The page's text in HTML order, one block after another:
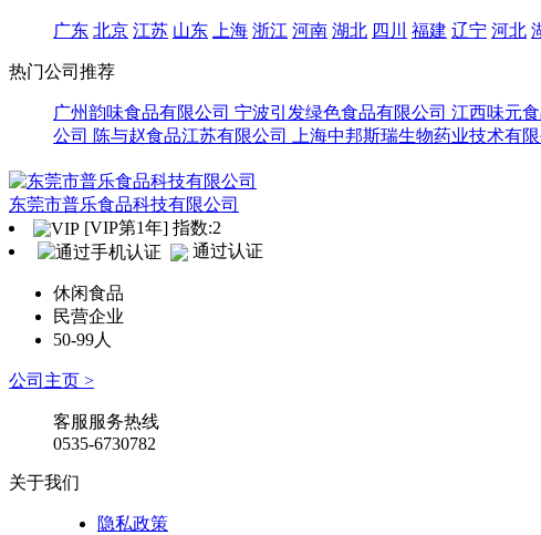
广东 北京 江苏 山东 上海 浙江 河南 湖北 四川 福建 辽宁 河北
热门公司推荐
广州韵味食品有限公司 宁波引发绿色食品有限公司 江西味元
公司 陈与赵食品江苏有限公司 上海中邦斯瑞生物药业技术有限
东莞市普乐食品科技有限公司
[VIP第1年] 指数:2
通过认证
休闲食品
民营企业
50-99人
公司主页 >
客服服务热线
0535-6730782
关于我们
隐私政策